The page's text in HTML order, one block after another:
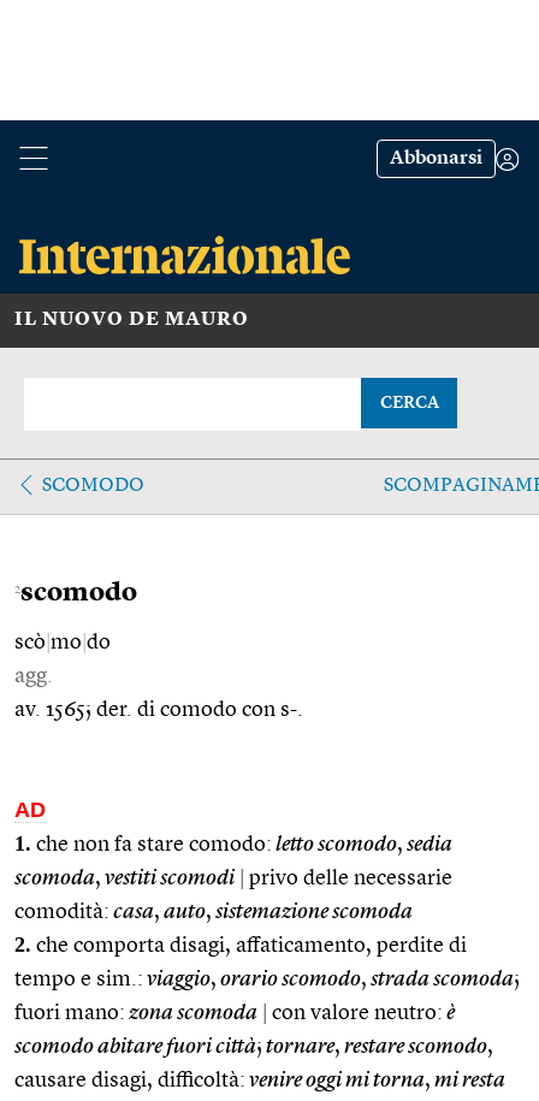
Abbonarsi
IL NUOVO DE MAURO
CERCA
SCOMODO
2scomodo
scò mo do
agg.
av. 1565; der. di comodo con s-.
AD
1. che non fa stare comodo: letto scomodo, sedia
scomoda, vestiti scomodi
privo delle necessarie
comodità: casa, auto, sistemazione scomoda
2. che comporta disagi, affaticamento, perdite di
tempo e sim.: viaggio, orario scomodo, strada scomoda;
fuori mano: zona scomoda con valore neutro: è
scomodo abitare fuori città; tornare, restare scomodo,
causare disagi, difficoltà: venire oggi mi torna, mi resta